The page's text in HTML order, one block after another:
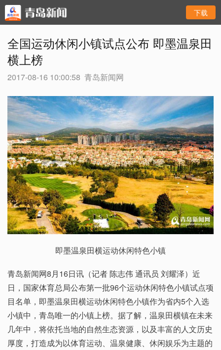
下载
全国运动休闲小镇试点公布 即墨温泉田
横上榜
2017-08-16 10:00:58 青岛新闻网
即墨温泉田横运动休闲特色小镇
青岛新闻网8月16日讯（记者 陈志伟 通讯员 刘耀泽）近
日，国家体育总局公布第一批96个运动休闲特色小镇试点项
目名单，即墨温泉田横运动休闲特色小镇作为省内5个入选
小镇中，青岛唯一的小镇上榜。据了解，温泉田横镇在未来
几年中，将依托当地的自然生态资源，以及丰富的人文历史
厚度，打造成为以体育运动、温泉健康、休闲娱乐为主题的